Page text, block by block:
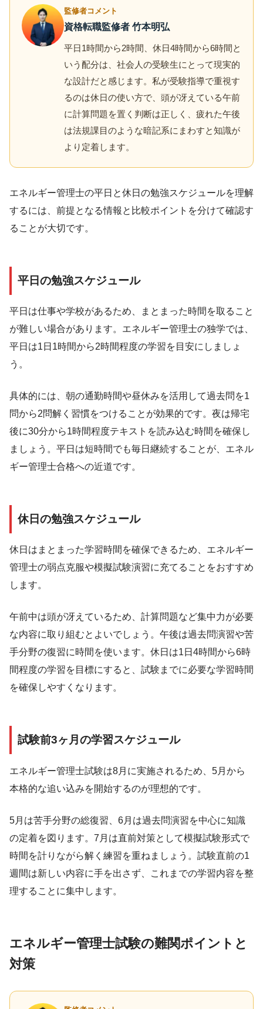
監修者コメント
資格転職監修者 竹本明弘
平日1時間から2時間、休日4時間から6時間と
いう配分は、社会人の受験生にとって現実的
な設計だと感じます。私が受験指導で重視す
るのは休日の使い方で、頭が冴えている午前
に計算問題を置く判断は正しく、疲れた午後
は法規課目のような暗記系にまわすと知識が
より定着します。
エネルギー管理士の平日と休日の勉強スケジュールを理解
するには、前提となる情報と比較ポイントを分けて確認す
ることが大切です。
平日の勉強スケジュール
平日は仕事や学校があるため、まとまった時間を取ること
が難しい場合があります。エネルギー管理士の独学では、
平日は1日1時間から2時間程度の学習を目安にしましょ
う。
具体的には、朝の通勤時間や昼休みを活用して過去問を1
問から2問解く習慣をつけることが効果的です。夜は帰宅
後に30分から1時間程度テキストを読み込む時間を確保し
ましょう。平日は短時間でも毎日継続することが、エネル
ギー管理士合格への近道です。
休日の勉強スケジュール
休日はまとまった学習時間を確保できるため、エネルギー
管理士の弱点克服や模擬試験演習に充てることをおすすめ
します。
午前中は頭が冴えているため、計算問題など集中力が必要
な内容に取り組むとよいでしょう。午後は過去問演習や苦
手分野の復習に時間を使います。休日は1日4時間から6時
間程度の学習を目標にすると、試験までに必要な学習時間
を確保しやすくなります。
試験前3ヶ月の学習スケジュール
エネルギー管理士試験は8月に実施されるため、5月から
本格的な追い込みを開始するのが理想的です。
5月は苦手分野の総復習、6月は過去問演習を中心に知識
の定着を図ります。7月は直前対策として模擬試験形式で
時間を計りながら解く練習を重ねましょう。試験直前の1
週間は新しい内容に手を出さず、これまでの学習内容を整
理することに集中します。
エネルギー管理士試験の難関ポイントと
対策